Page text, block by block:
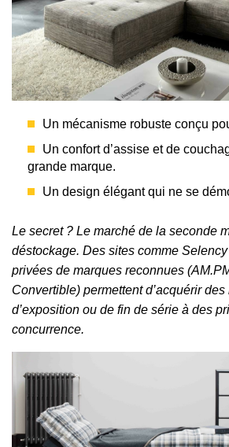
Un mécanisme robuste conçu
Un confort d’assise et de
grande marque.
Un design élégant qui ne se
Le secret ? Le marché de la seconde
déstockage. Des sites comme
privées de marques reconnues
Convertible) permettent d’acquérir
d’exposition ou de fin de série à des
concurrence.